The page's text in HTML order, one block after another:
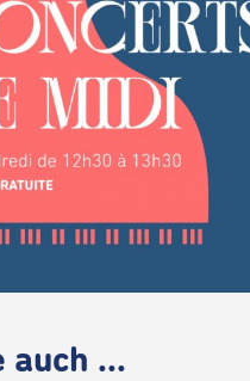
auch ...